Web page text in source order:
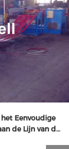
Eenvoudige
de Lijn van de